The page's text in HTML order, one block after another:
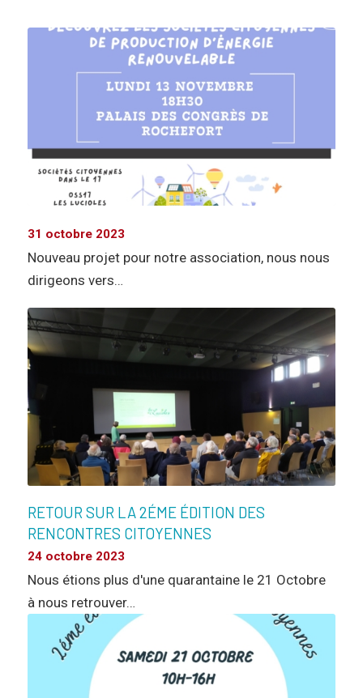
31 octobre 2023
Nouveau projet pour notre association, nous nous
dirigeons vers…
RETOUR SUR LA 2ÉME ÉDITION DES
RENCONTRES CITOYENNES
24 octobre 2023
Nous étions plus d'une quarantaine le 21 Octobre
à nous retrouver…